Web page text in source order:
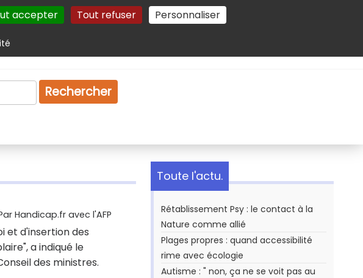
accepter Tout refuser Personnaliser
services Plan du site Gestion des cookies
Droit
Rechercher
Handicap.fr avec l'AFP
et d'insertion des
a indiqué le
des ministres.
Toute l'actu.
Rétablissement Psy : le contact à la
Nature comme allié
Plages propres : quand accessibilité
rime avec écologie
Autisme : " non, ça ne se voit pas au